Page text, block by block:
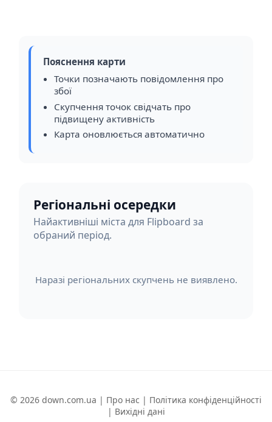
Пояснення карти
Точки позначають повідомлення про
збої
Скупчення точок свідчать про
підвищену активність
Карта оновлюється автоматично
Регіональні осередки
Найактивніші міста для Flipboard за
обраний період.
Наразі регіональних скупчень не виявлено.
© 2026 down.com.ua | Про нас | Політика конфіденційності
| Вихідні дані